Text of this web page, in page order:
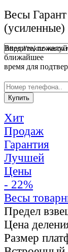
Весы
(усиленные)
Введите,
ближайшее
время для
Хит
Продаж
Гарантия
Лучшей
Цены
- 22%
Весы
Предел
Цена
Размер